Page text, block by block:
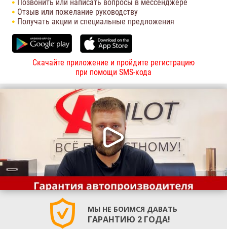
Позвонить или написать вопросы в мессенджере
Отзыв или пожелание руководству
Получать акции и специальные предложения
Скачайте приложение и пройдите регистрацию
при помощи SMS-кода
МЫ НЕ БОИМСЯ ДАВАТЬ
ГАРАНТИЮ 2 ГОДА!